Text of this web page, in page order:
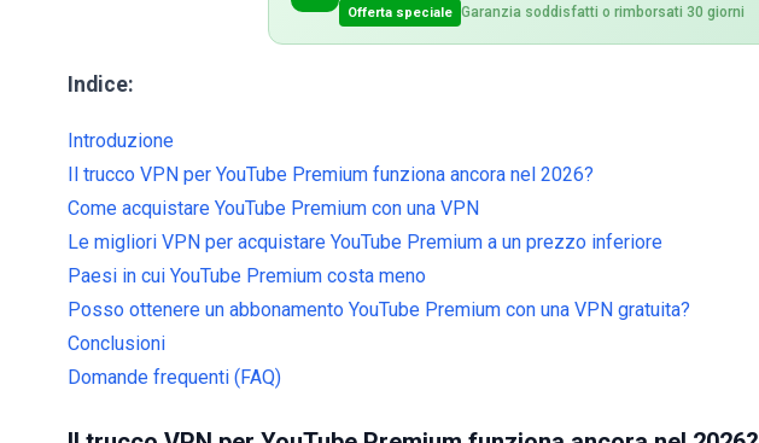
Offerta speciale Garanzia soddisfatti o rimborsati 30 giorni
Indice:
Introduzione
Il trucco VPN per YouTube Premium funziona ancora nel 2026?
Come acquistare YouTube Premium con una VPN
Le migliori VPN per acquistare YouTube Premium a un prezzo inferiore
Paesi in cui YouTube Premium costa meno
Posso ottenere un abbonamento YouTube Premium con una VPN gratuita?
Conclusioni
Domande frequenti (FAQ)